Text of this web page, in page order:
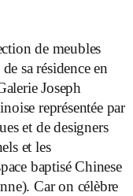
de meubles
sa résidence en
Joseph
représentée par
et de designers
et les
baptisé Chinese
Car on célèbre